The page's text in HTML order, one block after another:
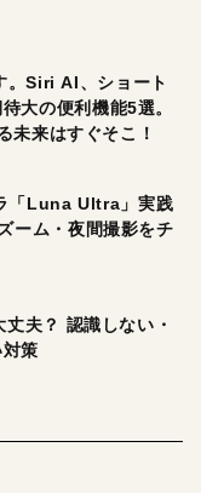
。Siri AI、ショート
大の便利機能5選。
未来はすぐそこ！
「Luna Ultra」実践
ーム・夜間撮影をチ
夫？ 認識しない・
策